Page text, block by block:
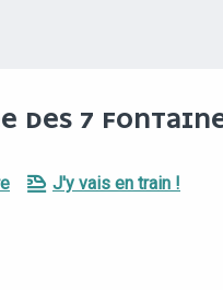
DES 7
J'y vais en train !